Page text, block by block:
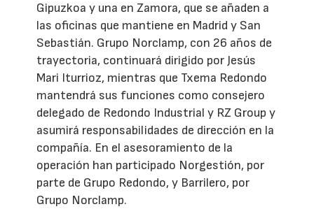
Gipuzkoa y una en Zamora, que se añaden a
las oficinas que mantiene en Madrid y San
Sebastián. Grupo Norclamp, con 26 años de
trayectoria, continuará dirigido por Jesús
Mari Iturrioz, mientras que Txema Redondo
mantendrá sus funciones como consejero
delegado de Redondo Industrial y RZ Group y
asumirá responsabilidades de dirección en la
compañía. En el asesoramiento de la
operación han participado Norgestión, por
parte de Grupo Redondo, y Barrilero, por
Grupo Norclamp.